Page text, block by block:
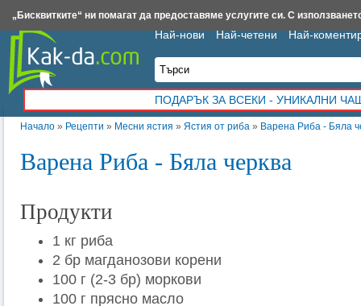
Начало » Рецепти » Месни ястия » Ястия от риба » Варена Риба - Бяла
Варена Риба - Бяла черква
Продукти
1 кг риба
2 бр магданозови корени
100 г (2-3 бр) моркови
100 г прясно масло
Най-нови Най-четени Най-
ПОДАРЪК ЗА ВСЕКИ - УНИКАЛНИ
Insert.bg Framar.bg Kak-da.com Iztochnik.com BauBau.bg NewAge.bg
„Бисквитките“ ни помагат да предоставяме услугите си. С